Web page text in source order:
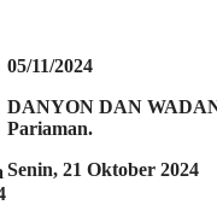
05/11/2024
DANYON DAN
Pariaman.
Senin, 21 Oktober 2024